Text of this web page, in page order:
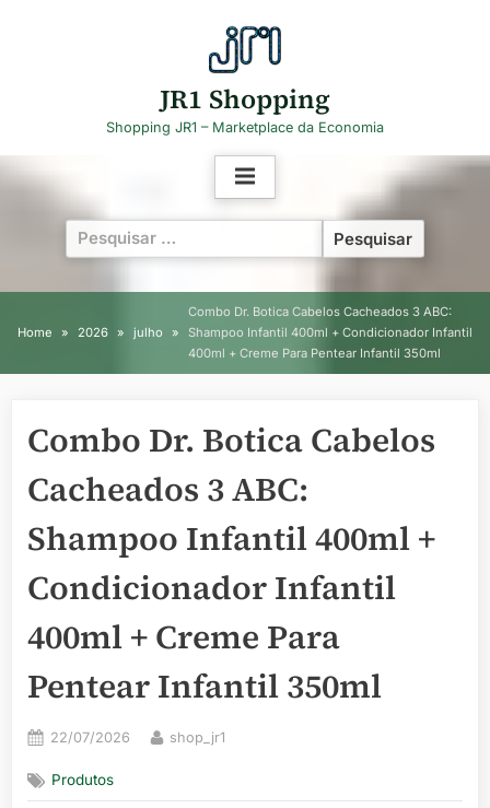
JR1 Shopping
Shopping JR1 – Marketplace da Economia
Pesquisar
por:
Home 2026 julho
Combo Dr. Botica Cabelos Cacheados 3 ABC:
Shampoo Infantil 400ml + Condicionador Infantil
400ml + Creme Para Pentear Infantil 350ml
Combo Dr. Botica Cabelos
Cacheados 3 ABC:
Shampoo Infantil 400ml +
Condicionador Infantil
400ml + Creme Para
Pentear Infantil 350ml
Posted
22/07/2026 By
shop_jr1
Produtos